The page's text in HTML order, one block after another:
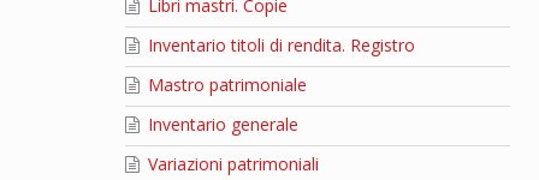
Libri mastri. Copie
Inventario titoli di rendita. Registro
Mastro patrimoniale
Inventario generale
Variazioni patrimoniali